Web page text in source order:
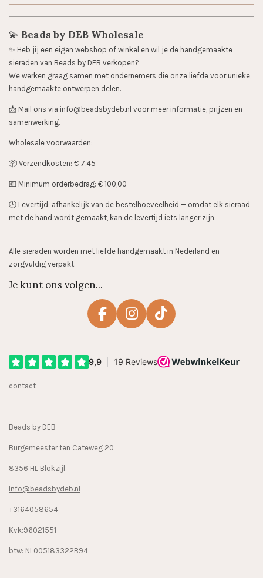
💫 Beads by DEB Wholesale
✨️ Heb jij een eigen webshop of winkel en wil je de handgemaakte
sieraden van Beads by DEB verkopen?
We werken graag samen met ondernemers die onze liefde voor unieke,
handgemaakte ontwerpen delen.
📩 Mail ons via info@beadsbydeb.nl voor meer informatie, prijzen en
samenwerking.
Wholesale voorwaarden:
📦 Verzendkosten: € 7.45
💶 Minimum orderbedrag: € 100,00
🕓 Levertijd: afhankelijk van de bestelhoeveelheid — omdat elk sieraad
met de hand wordt gemaakt, kan de levertijd iets langer zijn.
Alle sieraden worden met liefde handgemaakt in Nederland en
zorgvuldig verpakt.
Je kunt ons volgen...
F
e
I
t
T
T
contact
Beads by DEB
Burgemeester ten Cateweg 20
8356 HL Blokzijl
Info@beadsbydeb.nl
+3164058654
Kvk:96021551
btw: NL005183322B94